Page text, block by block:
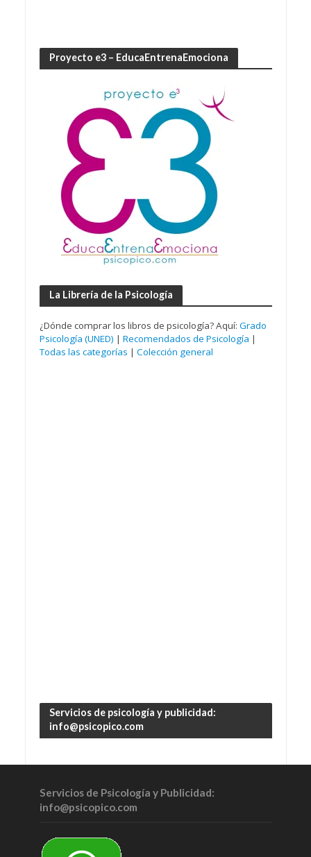
Proyecto e3 – EducaEntrenaEmociona
La Librería de la Psicología
¿Dónde comprar los libros de psicología? Aquí: Grado
Psicología (UNED) | Recomendados de Psicología |
Todas las categorías | Colección general
Servicios de psicología y publicidad:
info@psicopico.com
Servicios de Psicología y Publicidad:
info@psicopico.com